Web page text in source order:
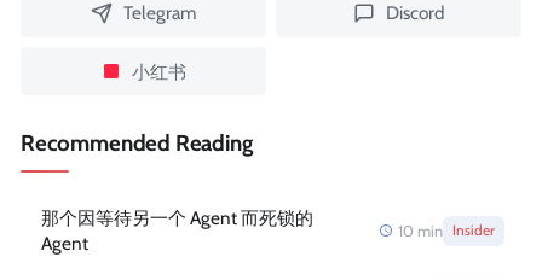
Telegram Discord
小红书
Recommended Reading
那个因等待另一个 Agent 而死锁的
Agent
10 min Insider